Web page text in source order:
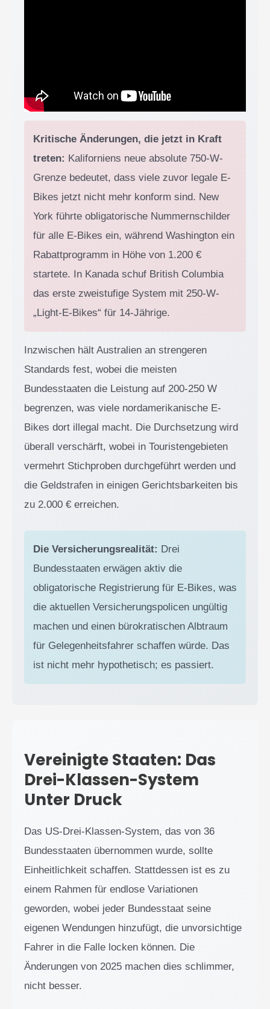
Kritische Änderungen, die jetzt in Kraft
treten: Kaliforniens neue absolute 750-W-
Grenze bedeutet, dass viele zuvor legale E-
Bikes jetzt nicht mehr konform sind. New
York führte obligatorische Nummernschilder
für alle E-Bikes ein, während Washington ein
Rabattprogramm in Höhe von 1.200 €
startete. In Kanada schuf British Columbia
das erste zweistufige System mit 250-W-
„Light-E-Bikes“ für 14-Jährige.
Inzwischen hält Australien an strengeren
Standards fest, wobei die meisten
Bundesstaaten die Leistung auf 200-250 W
begrenzen, was viele nordamerikanische E-
Bikes dort illegal macht. Die Durchsetzung wird
überall verschärft, wobei in Touristengebieten
vermehrt Stichproben durchgeführt werden und
die Geldstrafen in einigen Gerichtsbarkeiten bis
zu 2.000 € erreichen.
Die Versicherungsrealität: Drei
Bundesstaaten erwägen aktiv die
obligatorische Registrierung für E-Bikes, was
die aktuellen Versicherungspolicen ungültig
machen und einen bürokratischen Albtraum
für Gelegenheitsfahrer schaffen würde. Das
ist nicht mehr hypothetisch; es passiert.
Vereinigte Staaten: Das
Drei-Klassen-System
Unter Druck
Das US-Drei-Klassen-System, das von 36
Bundesstaaten übernommen wurde, sollte
Einheitlichkeit schaffen. Stattdessen ist es zu
einem Rahmen für endlose Variationen
geworden, wobei jeder Bundesstaat seine
eigenen Wendungen hinzufügt, die unvorsichtige
Fahrer in die Falle locken können. Die
Änderungen von 2025 machen dies schlimmer,
nicht besser.